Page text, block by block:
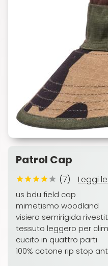
Patrol Cap
(7) Leggi le
us bdu field cap
mimetismo woodland
visiera semirigida
tessuto leggero per
cucito in quattro parti
100% cotone rip stop